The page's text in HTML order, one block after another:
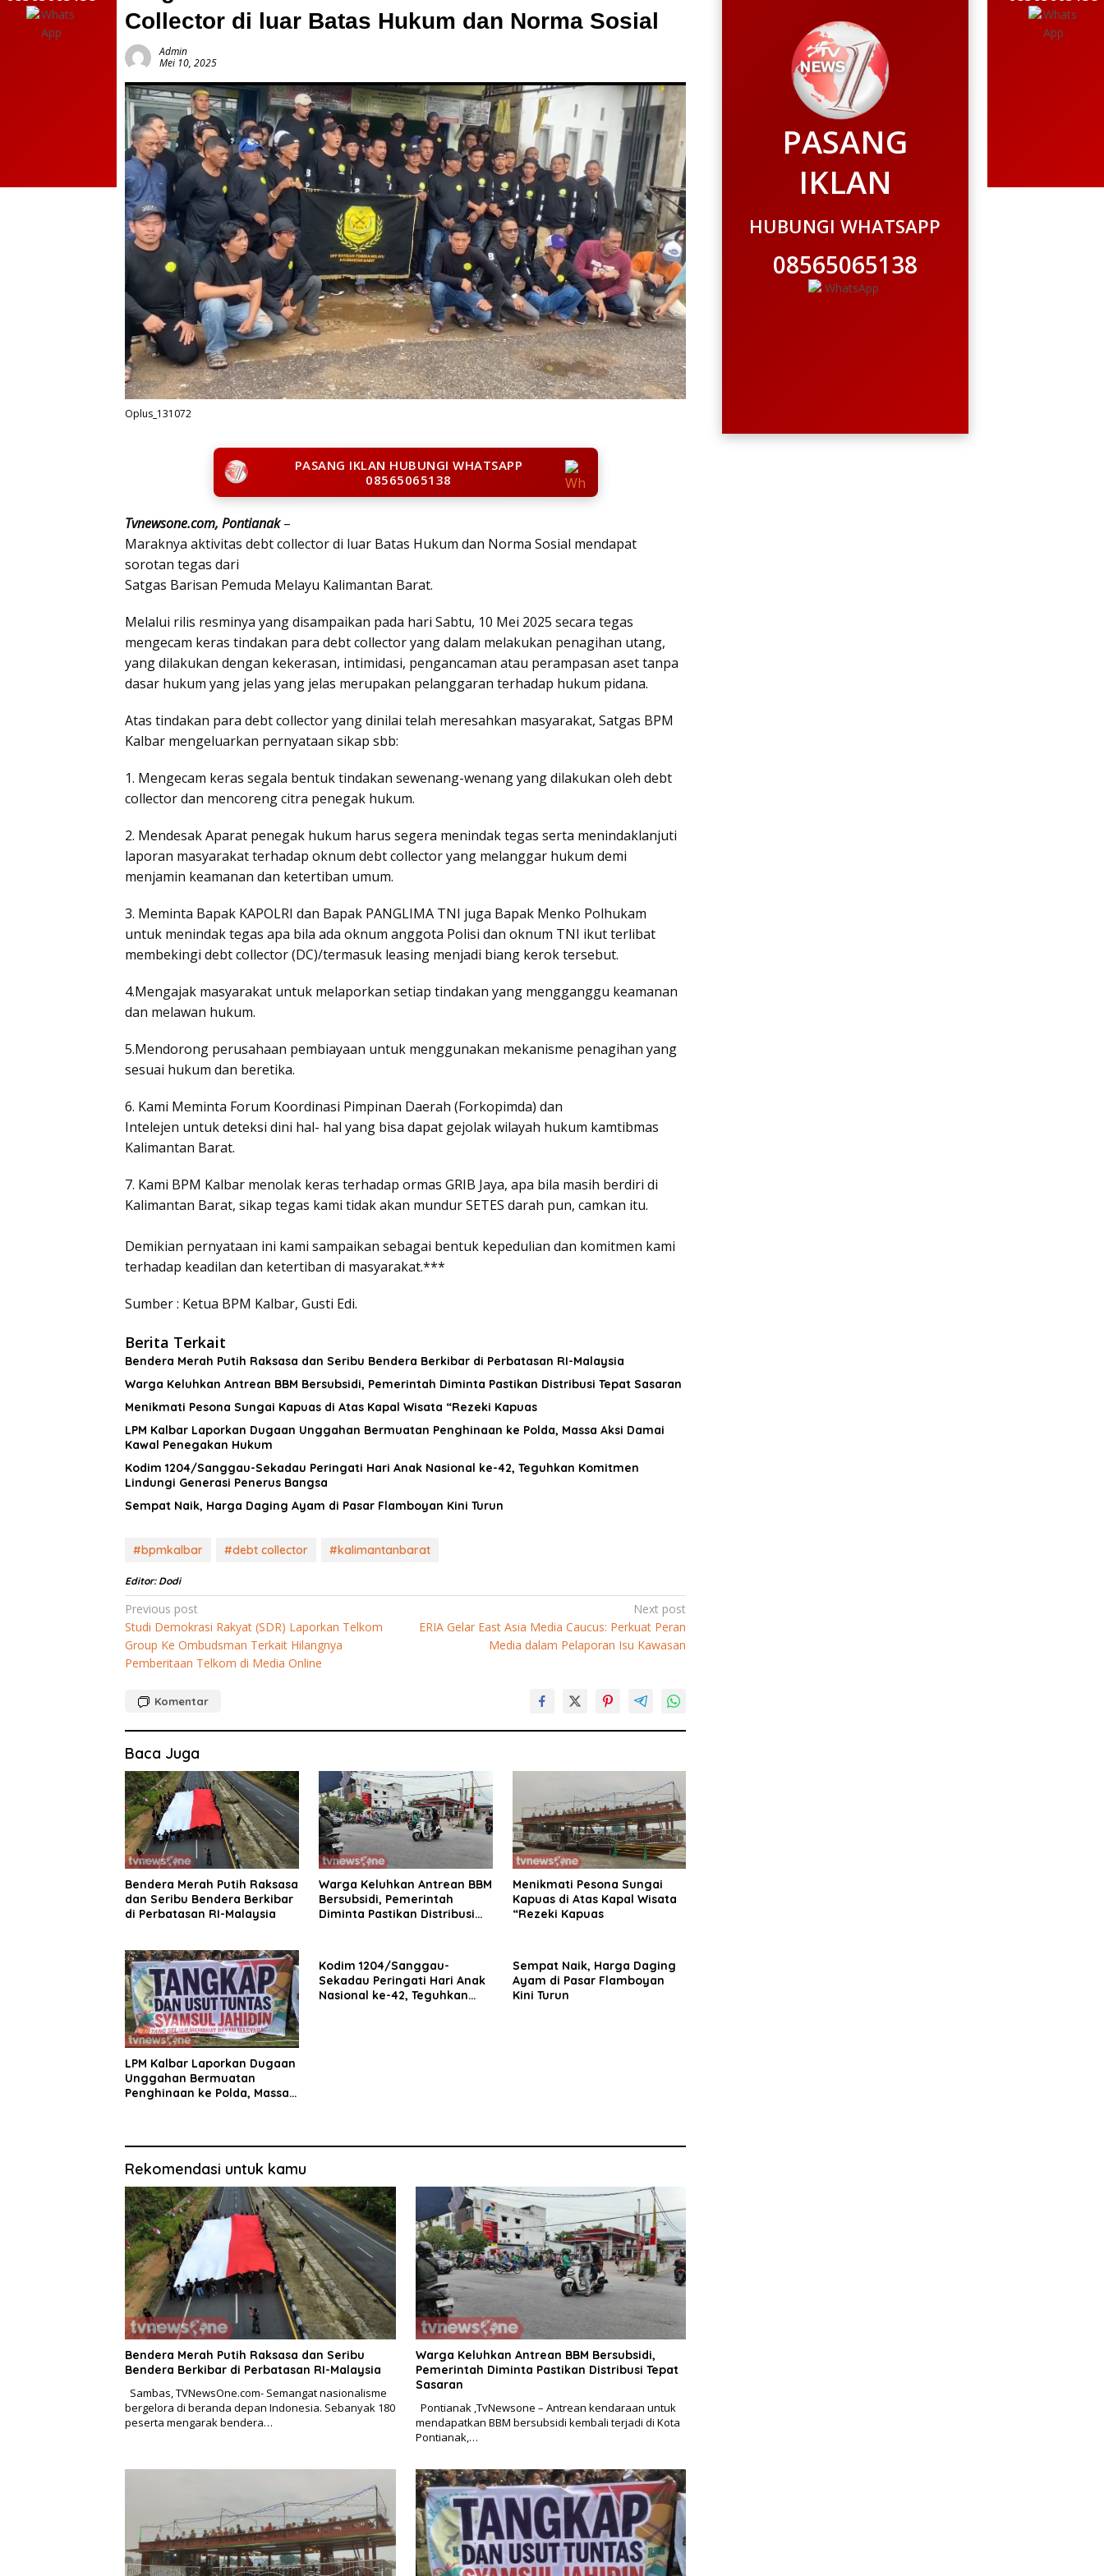
Collector di luar Batas Hukum dan Norma Sosial
Admin
Mei 10, 2025
Oplus_131072
PASANG IKLAN HUBUNGI WHATSAPP
08565065138
Tvnewsone.com, Pontianak–
Maraknya aktivitas debt collector di luar Batas Hukum dan Norma Sosial mendapat
sorotan tegas dari
Satgas Barisan Pemuda Melayu Kalimantan Barat.
Melalui rilis resminya yang disampaikan pada hari Sabtu, 10 Mei 2025 secara tegas
mengecam keras tindakan para debt collector yang dalam melakukan penagihan utang,
yang dilakukan dengan kekerasan, intimidasi, pengancaman atau perampasan aset tanpa
dasar hukum yang jelas yang jelas merupakan pelanggaran terhadap hukum pidana.
Atas tindakan para debt collector yang dinilai telah meresahkan masyarakat, Satgas BPM
Kalbar mengeluarkan pernyataan sikap sbb:
1. Mengecam keras segala bentuk tindakan sewenang-wenang yang dilakukan oleh debt
collector dan mencoreng citra penegak hukum.
2. Mendesak Aparat penegak hukum harus segera menindak tegas serta menindaklanjuti
laporan masyarakat terhadap oknum debt collector yang melanggar hukum demi
menjamin keamanan dan ketertiban umum.
3. Meminta Bapak KAPOLRI dan Bapak PANGLIMA TNI juga Bapak Menko Polhukam
untuk menindak tegas apa bila ada oknum anggota Polisi dan oknum TNI ikut terlibat
membekingi debt collector (DC)/termasuk leasing menjadi biang kerok tersebut.
4.Mengajak masyarakat untuk melaporkan setiap tindakan yang mengganggu keamanan
dan melawan hukum.
5.Mendorong perusahaan pembiayaan untuk menggunakan mekanisme penagihan yang
sesuai hukum dan beretika.
6. Kami Meminta Forum Koordinasi Pimpinan Daerah (Forkopimda) dan
Intelejen untuk deteksi dini hal- hal yang bisa dapat gejolak wilayah hukum kamtibmas
Kalimantan Barat.
7. Kami BPM Kalbar menolak keras terhadap ormas GRIB Jaya, apa bila masih berdiri di
Kalimantan Barat, sikap tegas kami tidak akan mundur SETES darah pun, camkan itu.
Demikian pernyataan ini kami sampaikan sebagai bentuk kepedulian dan komitmen kami
terhadap keadilan dan ketertiban di masyarakat.***
Sumber : Ketua BPM Kalbar, Gusti Edi.
Berita Terkait
Bendera Merah Putih Raksasa dan Seribu Bendera Berkibar di Perbatasan RI-Malaysia
Warga Keluhkan Antrean BBM Bersubsidi, Pemerintah Diminta Pastikan Distribusi Tepat Sasaran
Menikmati Pesona Sungai Kapuas di Atas Kapal Wisata “Rezeki Kapuas
LPM Kalbar Laporkan Dugaan Unggahan Bermuatan Penghinaan ke Polda, Massa Aksi Damai
Kawal Penegakan Hukum
Kodim 1204/Sanggau-Sekadau Peringati Hari Anak Nasional ke-42, Teguhkan Komitmen
Lindungi Generasi Penerus Bangsa
Sempat Naik, Harga Daging Ayam di Pasar Flamboyan Kini Turun
#bpmkalbar #debt collector #kalimantanbarat
Editor: Dodi
Navigasi
pos
Previous post
Studi Demokrasi Rakyat (SDR) Laporkan Telkom
Group Ke Ombudsman Terkait Hilangnya
Pemberitaan Telkom di Media Online
Next post
ERIA Gelar East Asia Media Caucus: Perkuat Peran
Media dalam Pelaporan Isu Kawasan
Komentar
Baca Juga
Bendera Merah Putih Raksasa
dan Seribu Bendera Berkibar
di Perbatasan RI-Malaysia
Warga Keluhkan Antrean BBM
Bersubsidi, Pemerintah
Diminta Pastikan Distribusi
Menikmati Pesona Sungai
Kapuas di Atas Kapal Wisata
“Rezeki Kapuas
LPM Kalbar Laporkan Dugaan
Unggahan Bermuatan
Penghinaan ke Polda, Massa
Kodim 1204/Sanggau-
Sekadau Peringati Hari Anak
Nasional ke-42, Teguhkan
Sempat Naik, Harga Daging
Ayam di Pasar Flamboyan
Kini Turun
Rekomendasi untuk kamu
Bendera Merah Putih Raksasa dan Seribu
Bendera Berkibar di Perbatasan RI-Malaysia
Sambas, TVNewsOne.com- Semangat nasionalisme
bergelora di beranda depan Indonesia. Sebanyak 180
peserta mengarak bendera…
Warga Keluhkan Antrean BBM Bersubsidi,
Pemerintah Diminta Pastikan Distribusi Tepat
Sasaran
Pontianak ,TvNewsone – Antrean kendaraan untuk
mendapatkan BBM bersubsidi kembali terjadi di Kota
Pontianak,…
PASANG
IKLAN
HUBUNGI WHATSAPP
08565065138